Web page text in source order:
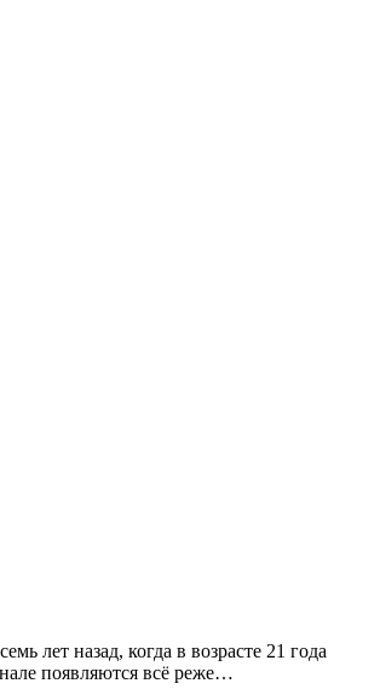
лет назад, когда в возрасте 21 года
появляются всё реже…